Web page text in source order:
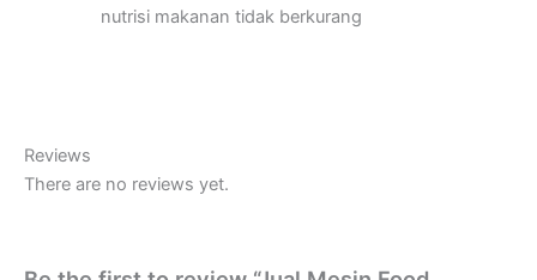
nutrisi makanan tidak berkurang
Reviews
There are no reviews yet.